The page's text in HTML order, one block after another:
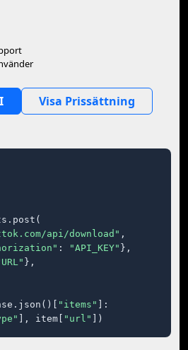
Visa Prissättning
api/download" ,
: "API_KEY" },
},
"items"
]:
], item[ "url" ])